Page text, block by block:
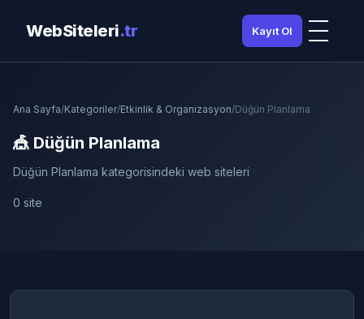
WebSiteleri.tr Kayıt Ol
Ana Sayfa/Kategoriler/Etkinlik & Organizasyon/Düğün Planlama
🎪 Düğün Planlama
Düğün Planlama kategorisindeki web siteleri
0 site